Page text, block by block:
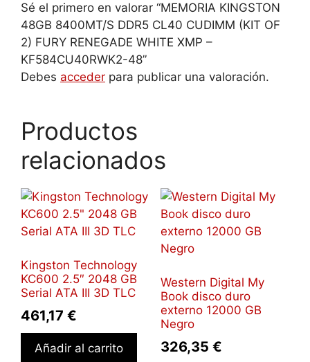
Sé el primero en valorar “MEMORIA KINGSTON
48GB 8400MT/S DDR5 CL40 CUDIMM (KIT OF
2) FURY RENEGADE WHITE XMP –
KF584CU40RWK2-48”
Debes acceder para publicar una valoración.
Productos
relacionados
Kingston Technology
KC600 2.5″ 2048 GB
Serial ATA III 3D TLC
461,17 €
Añadir al carrito
Western Digital My
Book disco duro
externo 12000 GB
Negro
326,35 €